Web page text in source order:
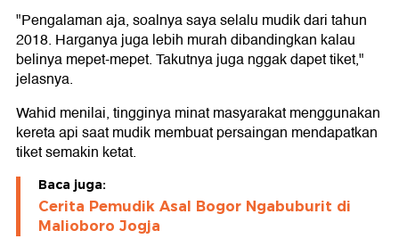
"Pengalaman aja, soalnya saya selalu mudik dari tahun
2018. Harganya juga lebih murah dibandingkan kalau
belinya mepet-mepet. Takutnya juga nggak dapet tiket,"
jelasnya.
Wahid menilai, tingginya minat masyarakat menggunakan
kereta api saat mudik membuat persaingan mendapatkan
tiket semakin ketat.
Baca juga:
Cerita Pemudik Asal Bogor Ngabuburit di
Malioboro Jogja